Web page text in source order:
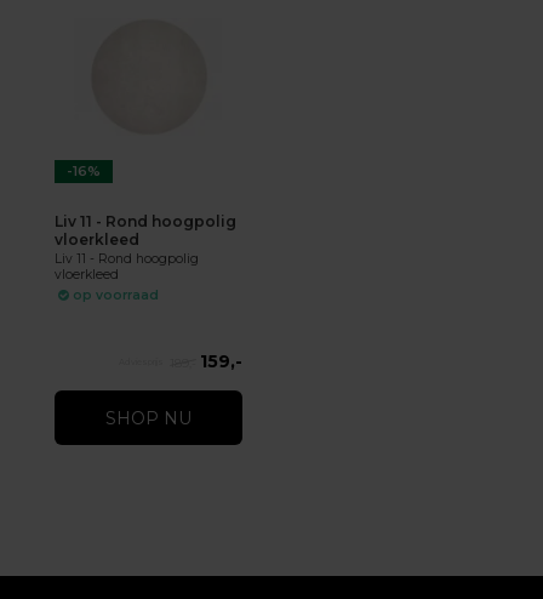
-16%
Liv 11 - Rond hoogpolig
vloerkleed
Liv 11 - Rond hoogpolig
vloerkleed
op voorraad
159,-
SHOP NU